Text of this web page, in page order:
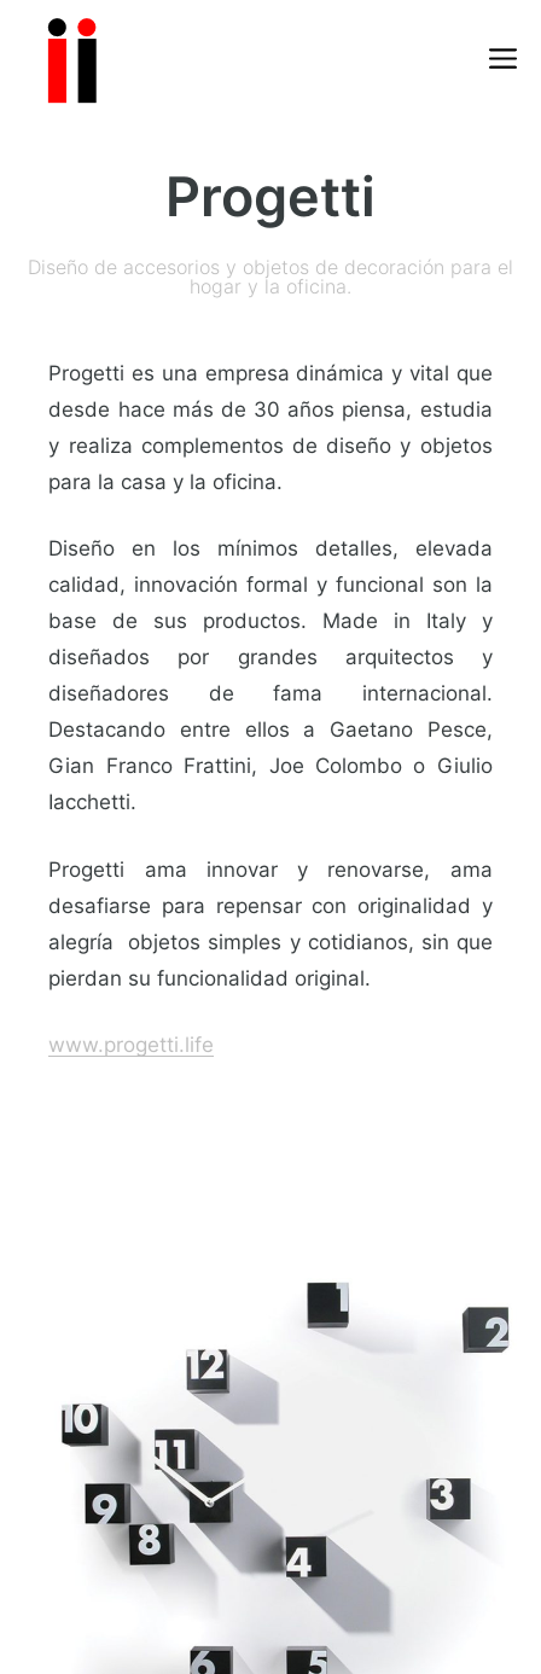
Progetti
Diseño de accesorios y objetos de decoración para el
hogar y la oficina.
Progetti es una empresa dinámica y vital que
desde hace más de 30 años piensa, estudia
y realiza complementos de diseño y objetos
para la casa y la oficina.
Diseño en los mínimos detalles, elevada
calidad, innovación formal y funcional son la
base de sus productos. Made in Italy y
diseñados por grandes arquitectos y
diseñadores de fama internacional.
Destacando entre ellos a Gaetano Pesce,
Gian Franco Frattini, Joe Colombo o Giulio
Iacchetti.
Progetti ama innovar y renovarse, ama
desafiarse para repensar con originalidad y
alegría objetos simples y cotidianos, sin que
pierdan su funcionalidad original.
www.progetti.life